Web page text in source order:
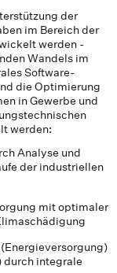
der
im Bereich der
werden -
Wandels im
Software-
die Optimierung
in Gewerbe und
werden:
Analyse und
der industriellen
mit optimaler
durch integrale